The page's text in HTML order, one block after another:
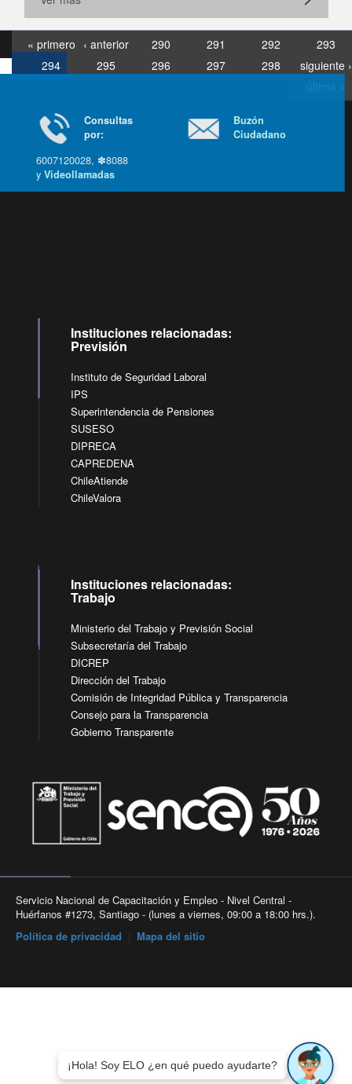
« primero ‹ anterior 290 291 292
293
294
295 296 297 298
siguiente ›
última »
Consultas
por:
6007120028, ✽8088
yVideollamadas
Buzón
Ciudadano
Instituciones relacionadas:
Previsión
Instituto de Seguridad Laboral
IPS
Superintendencia de Pensiones
SUSESO
DIPRECA
CAPREDENA
ChileAtiende
ChileValora
Instituciones relacionadas:
Trabajo
Ministerio del Trabajo y Previsión Social
Subsecretaría del Trabajo
DICREP
Dirección del Trabajo
Comisión de Integridad Pública y Transparencia
Consejo para la Transparencia
Gobierno Transparente
Servicio Nacional de Capacitación y Empleo - Nivel Central -
Huérfanos #1273, Santiago - (lunes a viernes, 09:00 a 18:00 hrs.).
Política de privacidad
Mapa del sitio
¡Hola! Soy ELO ¿en qué puedo ayudarte?